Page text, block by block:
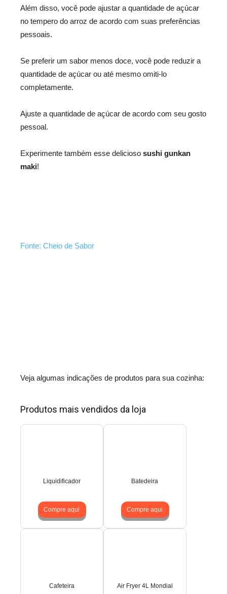
Além disso, você pode ajustar a quantidade de açúcar
no tempero do arroz de acordo com suas preferências
pessoais.
Se preferir um sabor menos doce, você pode reduzir a
quantidade de açúcar ou até mesmo omiti-lo
completamente.
Ajuste a quantidade de açúcar de acordo com seu gosto
pessoal.
Experimente também esse delicioso sushi gunkan
maki!
Fonte: Cheio de Sabor
Veja algumas indicações de produtos para sua cozinha:
Produtos mais vendidos da loja
Liquidificador
Compre aqui
Batedeira
Compre aqui
Cafeteira Air Fryer 4L Mondial